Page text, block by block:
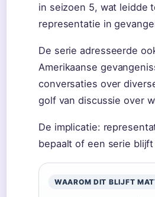
in seizoen 5, wat leidde
representatie in
De serie adresseerde
Amerikaanse
conversaties over
golf van discussie over
De implicatie:
bepaalt of een serie
WAAROM DIT BLIJFT